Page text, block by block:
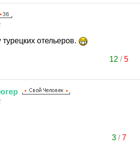
отельеров.
12 /5
3/7